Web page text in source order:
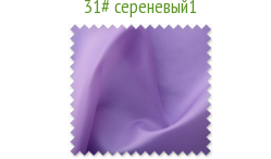
31# сереневый1